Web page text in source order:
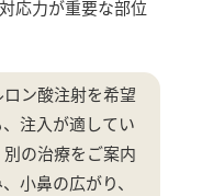
応力が重要な部位
ン酸注射を希望
注入が適してい
の治療をご案内
小鼻の広がり、